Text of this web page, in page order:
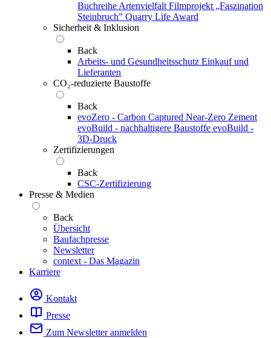
Buchreihe Artenvielfalt Filmprojekt „Faszination
Steinbruch” Quarry Life Award
Sicherheit & Inklusion
Back
Arbeits- und Gesundheitsschutz Einkauf und
Lieferanten
CO₂-reduzierte Baustoffe
Back
evoZero - Carbon Captured Near-Zero Zement
evoBuild - nachhaltigere Baustoffe evoBuild -
3D-Druck
Zertifizierungen
Back
CSC-Zertifizierung
Presse & Medien
Back
Übersicht
Baufachpresse
Newsletter
context - Das Magazin
Karriere
Kontakt
Presse
Zum Newsletter anmelden